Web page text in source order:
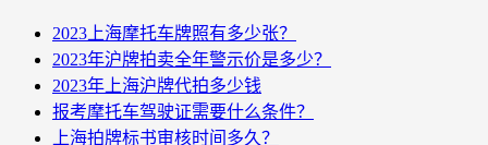
2023上海摩托车牌照有多少张？
2023年沪牌拍卖全年警示价是多少？
2023年上海沪牌代拍多少钱
报考摩托车驾驶证需要什么条件？
上海拍牌标书审核时间多久？